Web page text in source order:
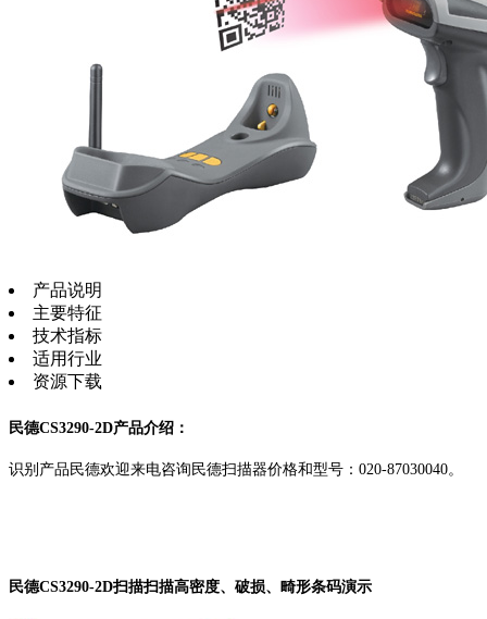
产品说明
主要特征
技术指标
适用行业
资源下载
民德CS3290-2D产品介绍：
识别产品民德欢迎来电咨询民德扫描器价格和型号：020-87030040。
民德CS3290-2D扫描扫描高密度、破损、畸形条码演示